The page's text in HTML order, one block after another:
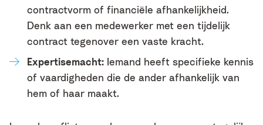
contractvorm of financiële afhankelijkheid.
Denk aan een medewerker met een tijdelijk
contract tegenover een vaste kracht.
Expertisemacht:Iemand heeft specifieke kennis
of vaardigheden die de ander afhankelijk van
hem of haar maakt.